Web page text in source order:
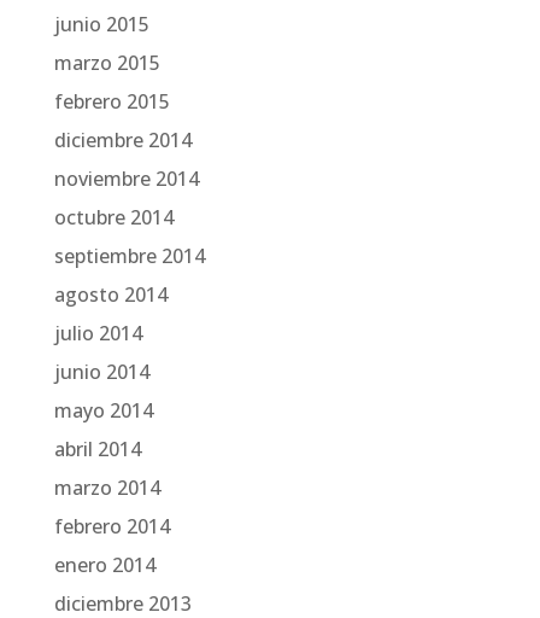
junio 2015
marzo 2015
febrero 2015
diciembre 2014
noviembre 2014
octubre 2014
septiembre 2014
agosto 2014
julio 2014
junio 2014
mayo 2014
abril 2014
marzo 2014
febrero 2014
enero 2014
diciembre 2013